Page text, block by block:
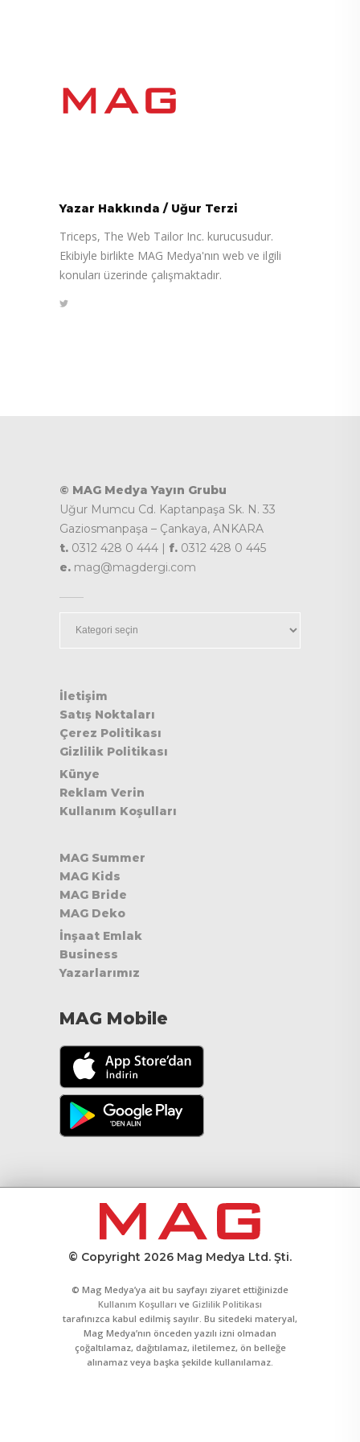
Yazar Hakkında / Uğur Terzi
Triceps, The Web Tailor Inc. kurucusudur.
Ekibiyle birlikte MAG Medya'nın web ve ilgili
konuları üzerinde çalışmaktadır.
© MAG Medya Yayın Grubu
Uğur Mumcu Cd. Kaptanpaşa Sk. N. 33
Gaziosmanpaşa – Çankaya, ANKARA
t. 0312 428 0 444 | f. 0312 428 0 445
e. mag@magdergi.com
İletişim
Satış Noktaları
Çerez Politikası
Gizlilik Politikası
Künye
Reklam Verin
Kullanım Koşulları
MAG Summer
MAG Kids
MAG Bride
MAG Deko
İnşaat Emlak
Business
Yazarlarımız
MAG Mobile
© Copyright 2026 Mag Medya Ltd. Şti.
© Mag Medya’ya ait bu sayfayı ziyaret ettiğinizde
Kullanım Koşulları ve Gizlilik Politikası
tarafınızca kabul edilmiş sayılır. Bu sitedeki materyal,
Mag Medya’nın önceden yazılı izni olmadan
çoğaltılamaz, dağıtılamaz, iletilemez, ön belleğe
alınamaz veya başka şekilde kullanılamaz.